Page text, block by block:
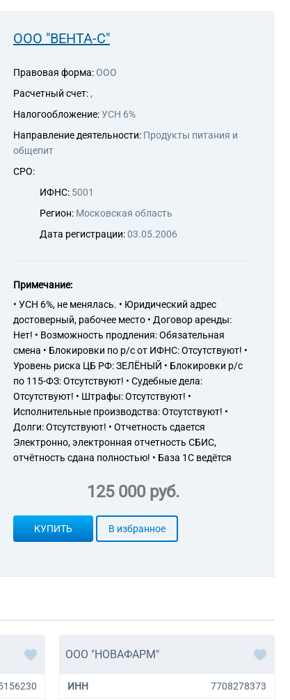
ООО "ВЕНТА-С"
Правовая форма: ООО
Расчетный счет: ,
Налогообложение:УСН 6%
Направление деятельности: Продукты питания и
общепит
СРО:
ИФНС: 5001
Регион: Московская область
Дата регистрации:03.05.2006
Примечание:
• УСН 6%, не менялась. • Юридический адрес
достоверный, рабочее место • Договор аренды:
Нет! • Возможность продления: Обязательная
смена • Блокировки по р/с от ИФНС: Отсутствуют! •
Уровень риска ЦБ РФ: ЗЕЛЁНЫЙ • Блокировки р/с
по 115-ФЗ: Отсутствуют! • Судебные дела:
Отсутствуют! • Штрафы: Отсутствуют! •
Исполнительные производства: Отсутствуют! •
Долги: Отсутствуют! • Отчетность сдается
Электронно, электронная отчетность СБИС,
отчётность сдана полностью! • База 1С ведётся
125 000 руб.
КУПИТЬ В избранное
ООО "НОВАФАРМ"
ИНН 7708278373